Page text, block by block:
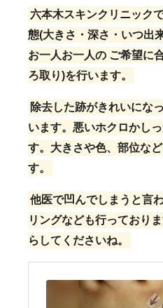
六本木スキンクリニック
態(大きさ・深さ・いつ出
お一人お一人の ご希望に
ろ取り)を行います。
除去した跡がきれいにな
います。悪いホクロかし
す。大きさや色、部位な
す。
他医で凹んでしまうと言
リングなども行っており
らしてくださいね。